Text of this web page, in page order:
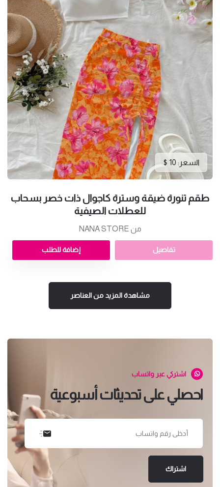
السعر: 10 $
طقم تنورة ضيقة وسترة كاجوال ذات خصر بسحاب
للعطلات الصيفية
من NANA STORE
تفاصيل إضافة للطلب
مشاهدة المزيد من العناصر
اشتركي عبر واتساب
احصلي على تحديثات أسبوعية
اشتراك